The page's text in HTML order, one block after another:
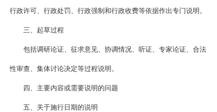
行政许可、行政处罚、行政强制和行政收费等依据作出专门说明。
三、起草过程
包括调研论证、征求意见、协调情况、听证、专家论证、合法
性审查、集体讨论决定等过程说明。
四、主要内容或需要说明的问题
五、关于施行日期的说明